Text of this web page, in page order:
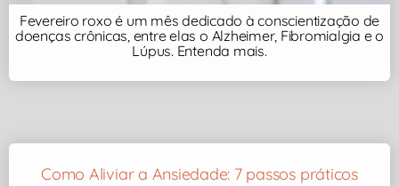
Fevereiro roxo é um mês dedicado à conscientização de
doenças crônicas, entre elas o Alzheimer, Fibromialgia e o
Lúpus. Entenda mais.
Como Aliviar a Ansiedade: 7 passos práticos